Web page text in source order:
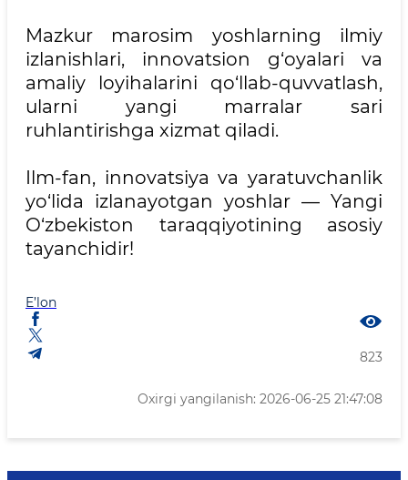
Mazkur marosim yoshlarning ilmiy
izlanishlari, innovatsion g‘oyalari va
amaliy loyihalarini qo‘llab-quvvatlash,
ularni yangi marralar sari
ruhlantirishga xizmat qiladi.
Ilm-fan, innovatsiya va yaratuvchanlik
yo‘lida izlanayotgan yoshlar — Yangi
O‘zbekiston taraqqiyotining asosiy
tayanchidir!
E’lon
823
Oxirgi yangilanish: 2026-06-25 21:47:08